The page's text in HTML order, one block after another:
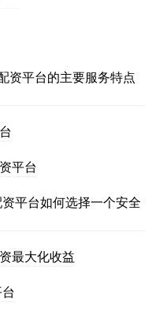
资平台的主要服务特点
平台
平台如何选择一个安全
最大化收益